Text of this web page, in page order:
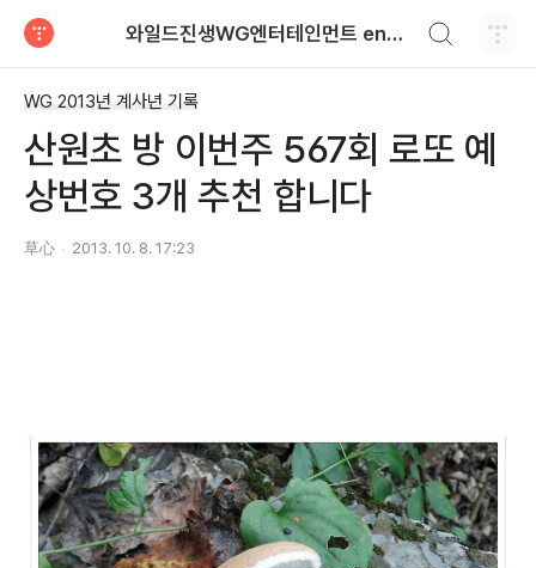
와일드진생WG엔터테인먼트 entertainment
WG 2013년 계사년 기록
산원초 방 이번주 567회 로또 예
상번호 3개 추천 합니다
草心 2013. 10. 8. 17:23